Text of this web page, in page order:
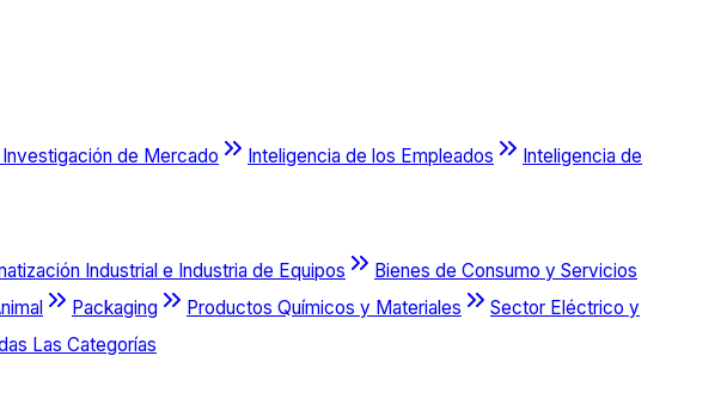
de Mercado Inteligencia de los Empleados
Inteligencia de
Industrial e Industria de Equipos
Bienes de Consumo y Servicios
Packaging Productos Químicos y Materiales
Sector Eléctrico y
Las Categorías